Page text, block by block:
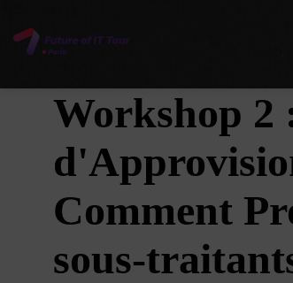
Workshop 2
Comment
sous-